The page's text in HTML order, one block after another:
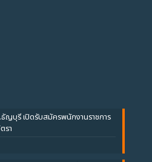
ญบุรี เปิดรับสมัครพนักงานราชการ
รา